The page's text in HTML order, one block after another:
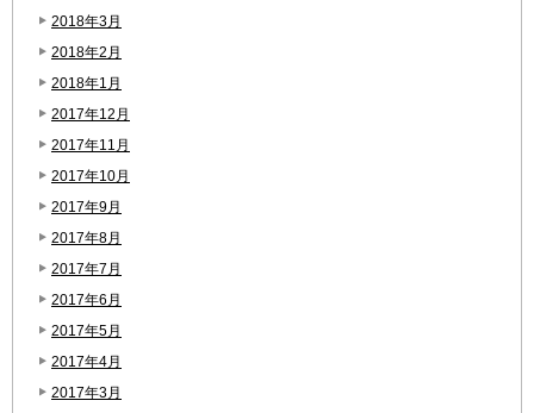
2018年3月
2018年2月
2018年1月
2017年12月
2017年11月
2017年10月
2017年9月
2017年8月
2017年7月
2017年6月
2017年5月
2017年4月
2017年3月